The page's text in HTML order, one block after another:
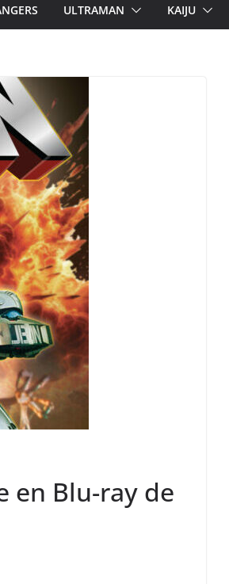
ULTRAMAN KAIJU
en Blu-ray de